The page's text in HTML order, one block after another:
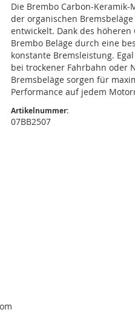
Die Brembo Carbon-
der organischen
entwickelt. Dank des
Brembo Beläge durch eine
konstante Bremsleistung.
bei trockener Fahrbahn oder
Bremsbeläge sorgen für
Performance auf jedem
Artikelnummer:
07BB2507